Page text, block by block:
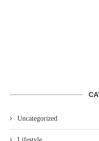
Uncategorized